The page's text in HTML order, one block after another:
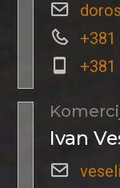
+381
Ivan